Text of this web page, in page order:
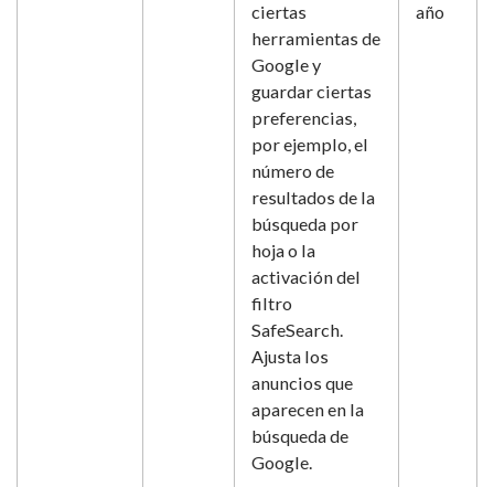
ciertas
herramientas de
Google y
guardar ciertas
preferencias,
por ejemplo, el
número de
resultados de la
búsqueda por
hoja o la
activación del
filtro
SafeSearch.
Ajusta los
anuncios que
aparecen en la
búsqueda de
Google.
año